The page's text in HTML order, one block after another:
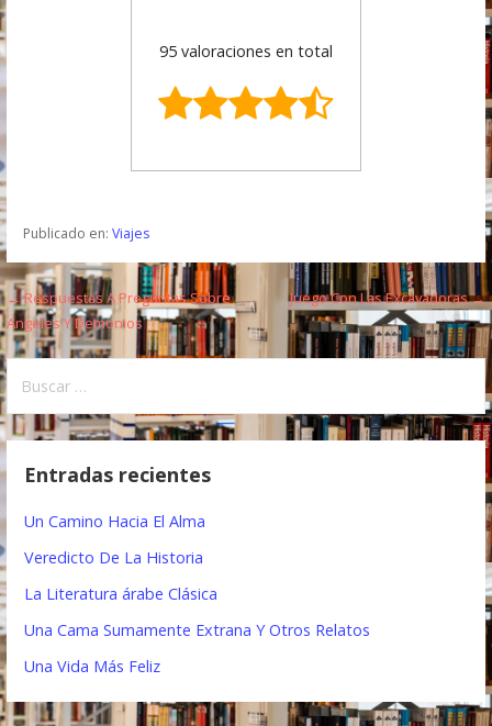
95 valoraciones en total
Publicado en: Viajes
N
a
v
e
a
ó
n
d
← Respuestas A Preguntas Sobre
Angeles Y Demonios
Juego Con Las Excavadoras →
Entradas recientes
Un Camino Hacia El Alma
Veredicto De La Historia
La Literatura árabe Clásica
Una Cama Sumamente Extrana Y Otros Relatos
Una Vida Más Feliz